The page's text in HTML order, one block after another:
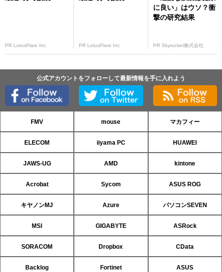
PR LotusFlare Inc PR LotusFlare Inc
に良い」はウソ？衝
撃の研究結果
PR Skyrocket株式会社
公式アカウントをフォローして最新情報を手に入れよう
FMV mouse マカフィー
ELECOM iiyama PC HUAWEI
JAWS-UG AMD kintone
Acrobat Sycom ASUS ROG
キヤノンMJ Azure パソコンSEVEN
MSI GIGABYTE ASRock
SORACOM Dropbox CData
Backlog Fortinet ASUS